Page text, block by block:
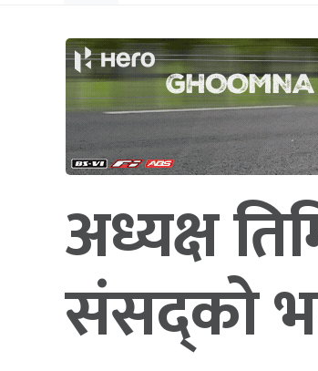
अध्यक्ष
संसद्को